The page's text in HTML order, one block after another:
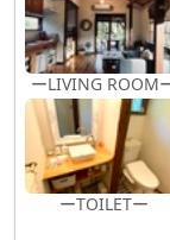
ーLIVING ROOM
ーTOILETー